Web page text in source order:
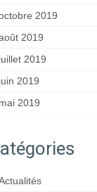
2019
2019
juillet 2019
juin 2019
mai 2019